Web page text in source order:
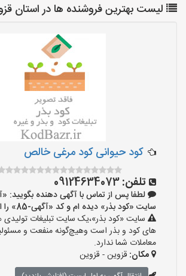
لیست بهترین فروشنده ها در استان
کود حیوانی کود مرغی خالص
تلفن:09124634073
لطفا پس از تماس با آگهی دهنده بگویید:
سایت «کود بذر» دیده ام و کد «آگهی-85» را اعلام کنید»
سایت «کود بذر»،یک سایت تبلیغات تولیدی
های کود و بذر است وهیچ‌گونه منفعت و
معاملات شما ندارد.
مکان: قزوین - قزوین